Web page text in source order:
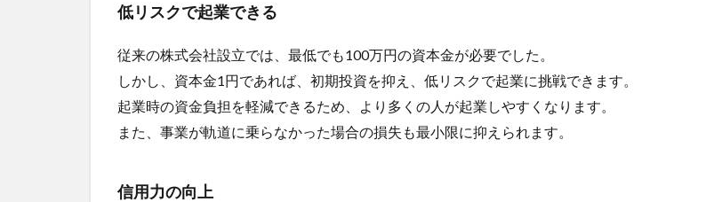
低リスクで起業できる
従来の株式会社設立では、最低でも100万円の資本金が必要でした。
しかし、資本金1円であれば、初期投資を抑え、低リスクで起業に挑戦できます。
起業時の資金負担を軽減できるため、より多くの人が起業しやすくなります。
また、事業が軌道に乗らなかった場合の損失も最小限に抑えられます。
信用力の向上